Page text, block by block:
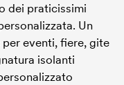
dei praticissimi
Un
eventi, fiere, gite
isolanti